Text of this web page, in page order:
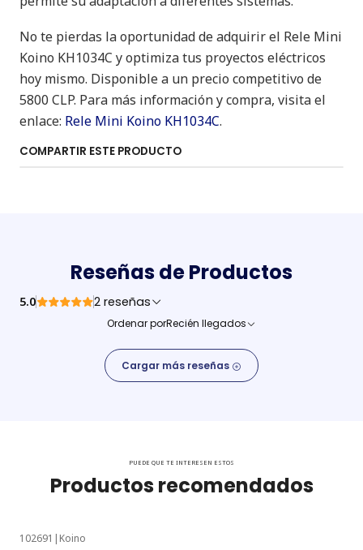
No te pierdas la oportunidad de adquirir el Rele Mini
Koino KH1034C y optimiza tus proyectos eléctricos
hoy mismo. Disponible a un precio competitivo de
5800 CLP. Para más información y compra, visita el
enlace: Rele Mini Koino KH1034C.
COMPARTIR ESTE PRODUCTO
Reseñas de Productos
5.0 2 reseñas
Ordenar porRecién llegados
Cargar más reseñas
PUEDE QUE TE INTERESEN ESTOS
Productos recomendados
102691 | Koino